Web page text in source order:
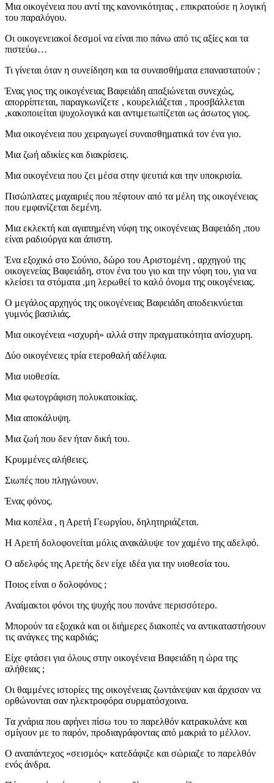
Μια οικογένεια που αντί της κανονικότητας , επικρατούσε η λογική
του παραλόγου.
Οι οικογενειακοί δεσμοί να είναι πιο πάνω από τις αξίες και τα
πιστεύω…
Τι γίνεται όταν η συνείδηση και τα συναισθήματα επαναστατούν ;
Ένας γιος της οικογένειας Βαφειάδη απαξιώνεται συνεχώς,
απορρίπτεται, παραγκωνίζετε , κουρελιάζεται , προσβάλλεται
,κακοποιείται ψυχολογικά και αντιμετωπίζεται ως άσωτος γιος.
Μια οικογένεια που χειραγωγεί συναισθηματικά τον ένα γιο.
Μια ζωή αδικίες και διακρίσεις.
Μια οικογένεια που ζει μέσα στην ψευτιά και την υποκρισία.
Πισώπλατες μαχαιριές που πέφτουν από τα μέλη της οικογένειας
που εμφανίζεται δεμένη.
Μια εκλεκτή και αγαπημένη νύφη της οικογένειας Βαφειάδη ,που
είναι ραδιούργα και άπιστη.
Ένα εξοχικό στο Σούνιο, δώρο του Αριστομένη , αρχηγού της
οικογενείας Βαφειάδη, στον ένα του γιο και την νύφη του, για να
κλείσει τα στόματα ,μη λερωθεί το καλό όνομα της οικογένειας.
Ο μεγάλος αρχηγός της οικογένειας Βαφειάδη αποδεικνύεται
γυμνός βασιλιάς.
Μια οικογένεια «ισχυρή» αλλά στην πραγματικότητα ανίσχυρη.
Δύο οικογένειες τρία ετεροθαλή αδέλφια.
Μια υιοθεσία.
Μια φωτογράφιση πολυκατοικίας.
Μια αποκάλυψη.
Μια ζωή που δεν ήταν δική του.
Κρυμμένες αλήθειες.
Σιωπές που πληγώνουν.
Ένας φόνος.
Μια κοπέλα , η Αρετή Γεωργίου, δηλητηριάζεται.
Η Αρετή δολοφονείται μόλις ανακάλυψε τον χαμένο της αδελφό.
Ο αδελφός της Αρετής δεν είχε ιδέα για την υιοθεσία του.
Ποιος είναι ο δολοφόνος ;
Αναίμακτοι φόνοι της ψυχής που πονάνε περισσότερο.
Μπορούν τα εξοχικά και οι διήμερες διακοπές να αντικαταστήσουν
τις ανάγκες της καρδιάς;
Είχε φτάσει για όλους στην οικογένεια Βαφειάδη η ώρα της
αλήθειας ;
Οι θαμμένες ιστορίες της οικογένειας ζωντάνεψαν και άρχισαν να
ορθώνονται σαν ηλεκτροφόρα συρματόσχοινα.
Τα χνάρια που αφήνει πίσω του το παρελθόν κατρακυλάνε και
σμίγουν με το παρόν, προδιαγράφοντας από μακριά το μέλλον.
Ο αναπάντεχος «σεισμός» κατεδάφιζε και σώριαζε το παρελθόν
ενός άνδρα.